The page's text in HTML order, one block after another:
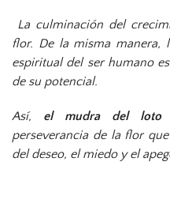
La culminación del
flor. De la misma manera,
espiritual del ser humano
de su potencial.
Así, el mudra del loto
perseverancia de la flor
del deseo, el miedo y el